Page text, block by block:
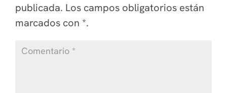
publicada. Los campos obligatorios están
marcados con *.